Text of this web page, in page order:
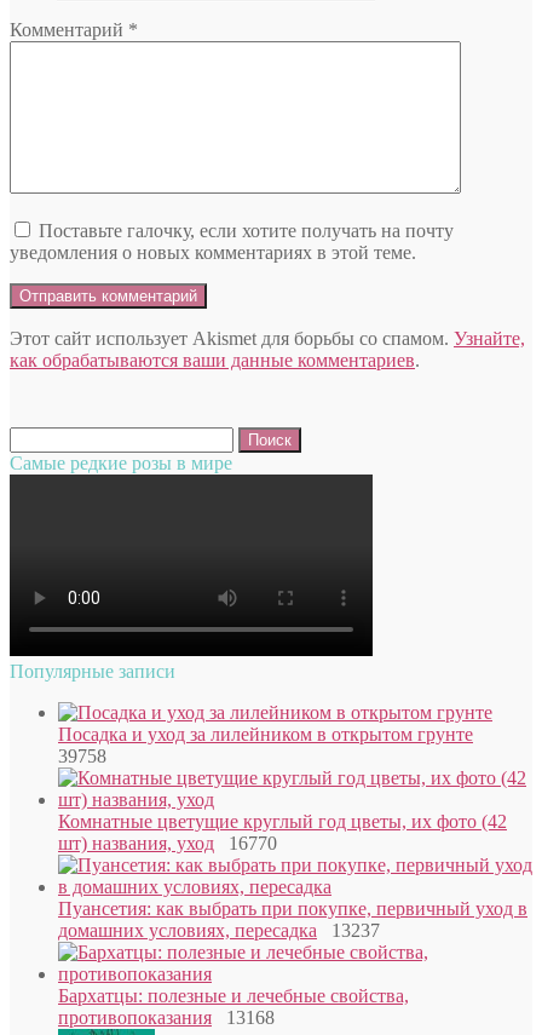
Комментарий *
Поставьте галочку, если хотите получать на почту
уведомления о новых комментариях в этой теме.
Этот сайт использует Akismet для борьбы со спамом. Узнайте,
как обрабатываются ваши данные комментариев.
Самые редкие розы в мире
Популярные записи
Посадка и уход за лилейником в открытом грунте
39758
Комнатные цветущие круглый год цветы, их фото (42
шт) названия, уход
16770
Пуансетия: как выбрать при покупке, первичный уход в
домашних условиях, пересадка
13237
Бархатцы: полезные и лечебные свойства,
противопоказания
13168